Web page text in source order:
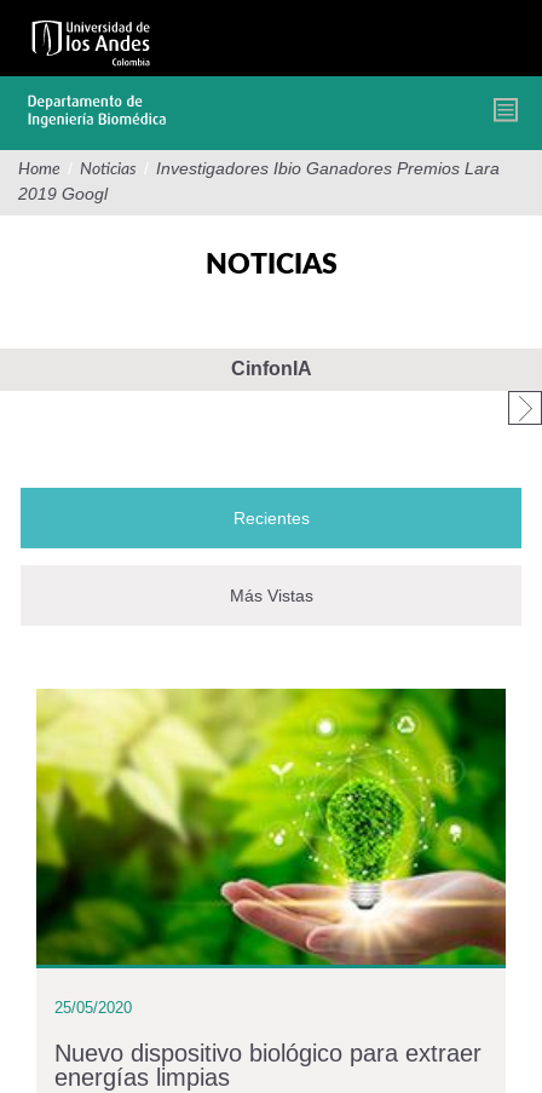
contenido
Home / Noticias / Investigadores Ibio Ganadores Premios Lara
2019 Googl
NOTICIAS
CinfonIA
Recientes(solapa activa)
Más Vistas
25/05/2020
Nuevo dispositivo biológico para extraer
energías limpias